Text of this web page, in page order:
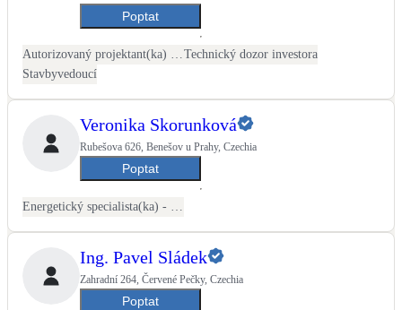
Poptat
Technický dozor investora
Stavbyvedoucí
Veronika Skorunková
Rubešova 626, Benešov u Prahy, Czechia
Poptat
Ing. Pavel Sládek
Zahradní 264, Červené Pečky, Czechia
Poptat